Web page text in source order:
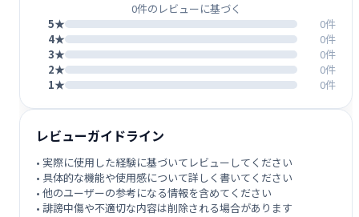
0件のレビューに基づく
5★
0件
4★
0件
3★
0件
2★
0件
1★
0件
レビューガイドライン
• 実際に使用した経験に基づいてレビューしてください
• 具体的な機能や使用感について詳しく書いてください
• 他のユーザーの参考になる情報を含めてください
• 誹謗中傷や不適切な内容は削除される場合があります